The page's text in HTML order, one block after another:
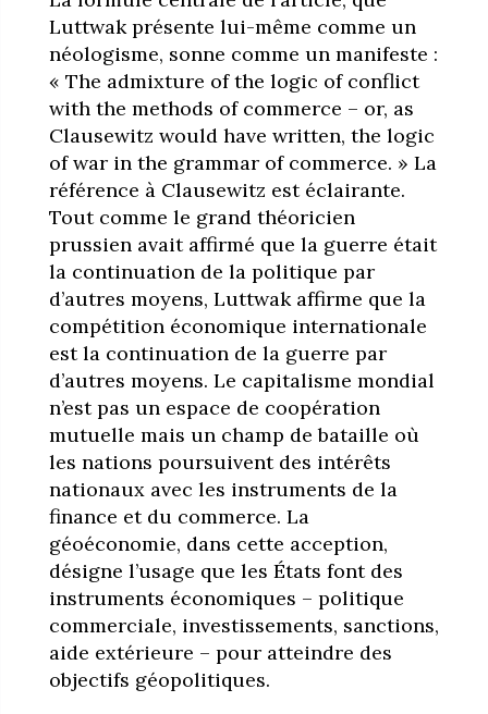
Luttwak présente lui-même comme un
néologisme, sonne comme un manifeste :
« The admixture of the logic of conflict
with the methods of commerce – or, as
Clausewitz would have written, the logic
of war in the grammar of commerce. » La
référence à Clausewitz est éclairante.
Tout comme le grand théoricien
prussien avait affirmé que la guerre était
la continuation de la politique par
d’autres moyens, Luttwak affirme que la
compétition économique internationale
est la continuation de la guerre par
d’autres moyens. Le capitalisme mondial
n’est pas un espace de coopération
mutuelle mais un champ de bataille où
les nations poursuivent des intérêts
nationaux avec les instruments de la
finance et du commerce. La
géoéconomie, dans cette acception,
désigne l’usage que les États font des
instruments économiques – politique
commerciale, investissements, sanctions,
aide extérieure – pour atteindre des
objectifs géopolitiques.